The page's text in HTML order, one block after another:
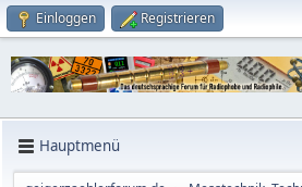
Einloggen Registrieren
Hauptmenü